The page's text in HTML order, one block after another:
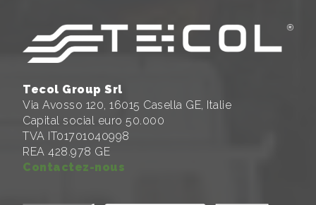
Tecol Group Srl
Via Avosso 120, 16015 Casella GE, Italie
Capital social euro 50.000
TVA IT01701040998
REA 428.978 GE
Contactez-nous